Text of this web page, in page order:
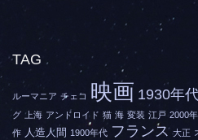
TAG
ルーマニア チェコ 映画 1930年
グ 上海 アンドロイド 猫 海 変装 江戸 2000
作 人造人間 1900年代 フランス 大正